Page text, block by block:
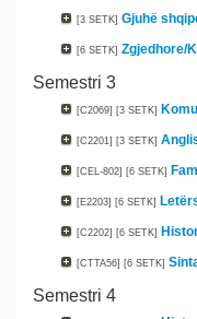
[3 SETK] Gjuhë
[6 SETK] Zgjedhore/
Semestri 3
[C2069] [3 SETK]
[C2201] [3 SETK]
[CEL-802] [6 SETK]
[E2203] [6 SETK]
[C2202] [6 SETK]
[CTTA56] [6 SETK]
Semestri 4